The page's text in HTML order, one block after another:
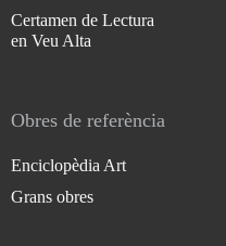
Certamen de Lectura
en Veu Alta
Obres de referència
Enciclopèdia Art
Grans obres